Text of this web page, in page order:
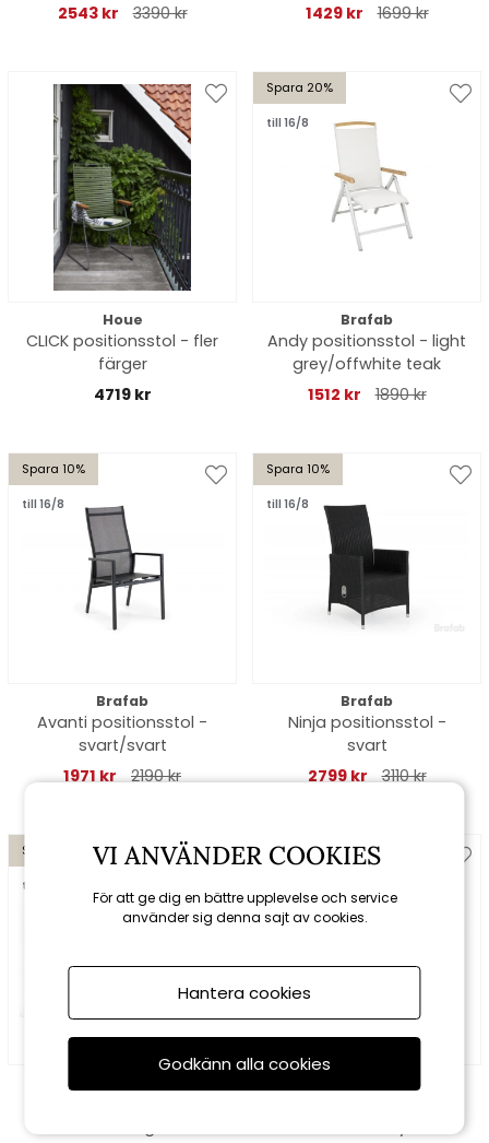
antracit/pearl grey dyna
2543 kr 3390 kr 1429 kr 1699 kr
Houe
CLICK positionsstol - fler
färger
4719 kr
Spara 20%
till 16/8
Brafab
Andy positionsstol - light
grey/offwhite teak
1512 kr
1890 kr
Spara 10%
till 16/8
Brafab
Avanti positionsstol -
svart/svart
1971 kr 2190 kr
Spara 10%
till 16/8
Brafab
Ninja positionsstol -
svart
2799 kr 3110 kr
Spara 10%
till 16/8
Spara 10%
VI ANVÄNDER COOKIES
För att ge dig en bättre upplevelse och service
använder sig denna sajt av cookies.
Hantera cookies
Godkänn alla cookies